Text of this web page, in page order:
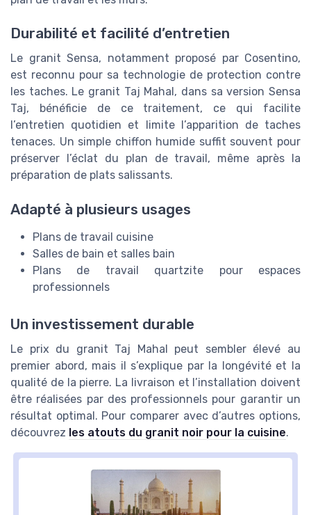
Durabilité et facilité d’entretien
Le granit Sensa, notamment proposé par Cosentino,
est reconnu pour sa technologie de protection contre
les taches. Le granit Taj Mahal, dans sa version Sensa
Taj, bénéficie de ce traitement, ce qui facilite
l’entretien quotidien et limite l’apparition de taches
tenaces. Un simple chiffon humide suffit souvent pour
préserver l’éclat du plan de travail, même après la
préparation de plats salissants.
Adapté à plusieurs usages
Plans de travail cuisine
Salles de bain et salles bain
Plans de travail quartzite pour espaces
professionnels
Un investissement durable
Le prix du granit Taj Mahal peut sembler élevé au
premier abord, mais il s’explique par la longévité et la
qualité de la pierre. La livraison et l’installation doivent
être réalisées par des professionnels pour garantir un
résultat optimal. Pour comparer avec d’autres options,
découvrez les atouts du granit noir pour la cuisine.